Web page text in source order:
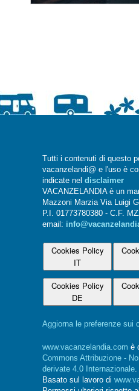
Tutti i contenuti di questo
vacanzelandi@ e l'uso è
indicate nel disclaimer
VACANZELANDIA è un
Mazzoni Marzia Via Luigi
P.I. 01773780380 - C.F.
email:
Cookies Policy
IT
Cookies Policy
DE
Aggiorna le preferenze sui
www.vacanzelandia.com è
Commons Attribuzione -
derivate 4.0 Internazionale
Basato sul lavoro di